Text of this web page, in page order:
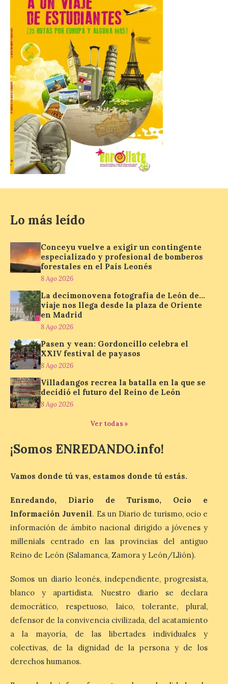
“descomunidad”
antinatural, artificial e
híbrida de Castilla y León, niegan el
cambio climático y anteponen el fomento
de la tauromaquia a una prevención real
de los incendios. Conceyu Pais Llionés
vuelve a […]
Santander aconseja acudir
a pie o en transporte
público y evitar el
vehículo privado para el
eclipse
8 Ago 2026
Cabo Mayor, Cueto,
Corbanera o Ciriego y
especial de lanzaderas desde el PCTCAN
a Ciriego. El Ayuntamiento de […]
Turismo de Extremadura
impulsa nuevas
iniciativas relacionadas
con el trío de eclipses para
afianzar a Extremadura
como referente en
astroturismo
8 Ago 2026
Extremadura cuenta con
estrellados con menor
contaminación lumínica
natural que permite disfrutar de
actividades de astroturismo durante todo
ha puesto en marcha diversas iniciativas
relacionadas […]
Cabárceno prepara tres
enclaves privilegiados
desde los que divisar el
eclipse solar del 12 de
8 Ago 2026
El parque amplía su
horario y refuerza los
hostelería. En Alto
Campoo continuará la
programación musical de Estación
Sonora. Peña Cabarga, elegido lugar
contará con un dispositivo especial de
Lo más leído
Conceyu vuelve a exigir un contingente
especializado y profesional de bomberos
forestales en el País Leonés
8 Ago 2026
La decimonovena fotografía de León de…
viaje nos llega desde la plaza de Oriente
en Madrid
8 Ago 2026
Pasen y vean: Gordoncillo celebra el
XXIV festival de payasos
8 Ago 2026
Villadangos recrea la batalla en la que se
decidió el futuro del Reino de León
8 Ago 2026
Ver todas »
¡Somos ENREDANDO.info!
Vamos donde tú vas, estamos donde tú estás.
Enredando, Diario de Turismo, Ocio e
Información Juvenil. Es un Diario de turismo, ocio e
información de ámbito nacional dirigido a jóvenes y
millenials centrado en las provincias del antiguo
Reino de León (Salamanca, Zamora y León/Llión).
Somos un diario leonés, independiente, progresista,
blanco y apartidista. Nuestro diario se declara
democrático, respetuoso, laico, tolerante, plural,
defensor de la convivencia civilizada, del acatamiento
a la mayoría, de las libertades individuales y
colectivas, de la dignidad de la persona y de los
derechos humanos.